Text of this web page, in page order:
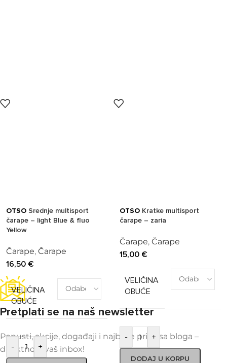
OTSO Srednje multisport
čarape – light Blue & fluo
Yellow
Čarape, Čarape
16,50 €
VELIČINA
OBUĆE
- +
OTSO Kratke multisport
čarape – zaria
Čarape, Čarape
15,00 €
VELIČINA
OBUĆE
- +
DODAJ U KORPU
Pretplati se na naš newsletter
Popusti, akcije, događaji i najbolje priče sa bloga –
direktno u vaš inbox!